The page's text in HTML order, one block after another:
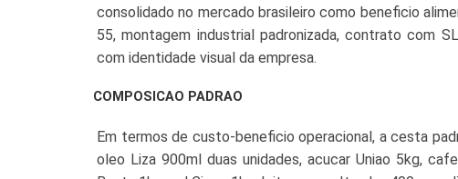
consolidado no mercado brasileiro como beneficio
55, montagem industrial padronizada, contrato com
com identidade visual da empresa.
COMPOSICAO PADRAO
Em termos de custo-beneficio operacional, a cesta
oleo Liza 900ml duas unidades, acucar Uniao 5kg,